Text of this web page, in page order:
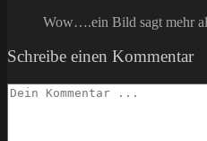
Wow….ein Bild sagt mehr
Schreibe einen Kommentar
Kommentieren